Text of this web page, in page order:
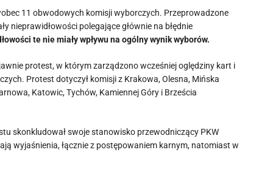
11 obwodowych komisji wyborczych. Przeprowadzone
nieprawidłowości polegające głównie na błędnie
te nie miały wpływu na ogólny wynik wyborów.
protest, w którym zarządzono wcześniej oględziny kart i
Protest dotyczył komisji z Krakowa, Olesna, Mińska
Katowic, Tychów, Kamiennej Góry i Brześcia
skonkludował swoje stanowisko przewodniczący PKW
wyjaśnienia, łącznie z postępowaniem karnym, natomiast w